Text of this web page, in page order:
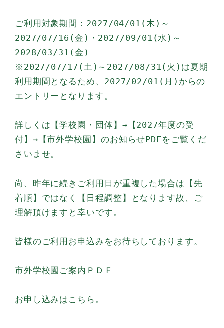
ご利用対象期間：2027/04/01(木)～
2027/07/16(金)・2027/09/01(水)～
2028/03/31(金)
※2027/07/17(土)～2027/08/31(火)は夏期
利用期間となるため、2027/02/01(月)からの
エントリーとなります。
詳しくは【学校園・団体】→【2027年度の受
付】→【市外学校園】のお知らせPDFをご覧くだ
さいませ。
尚、昨年に続きご利用日が重複した場合は【先
着順】ではなく【日程調整】となります故、ご
理解頂けますと幸いです。
皆様のご利用お申込みをお待ちしております。
市外学校園ご案内 ＰＤＦ
お申し込みは こちら 。